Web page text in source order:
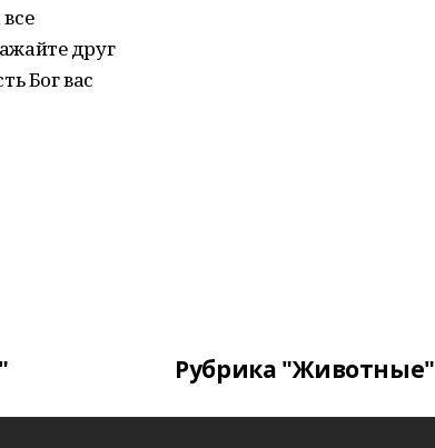
друг
Бог вас
Рубрика "Животные"